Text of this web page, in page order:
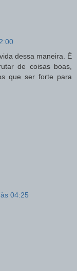
dessa maneira. É
de coisas boas,
que ser forte para
04:25